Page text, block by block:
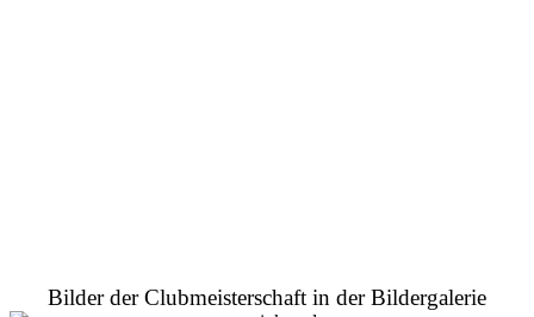
Bilder der Clubmeisterschaft in der Bildergalerie